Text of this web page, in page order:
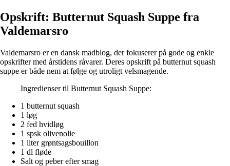
Opskrift: Butternut Squash Suppe fra
Valdemarsro
Valdemarsro er en dansk madblog, der fokuserer på gode og enkle
opskrifter med årstidens råvarer. Deres opskrift på butternut squash
suppe er både nem at følge og utroligt velsmagende.
Ingredienser til Butternut Squash Suppe:
1 butternut squash
1 løg
2 fed hvidløg
1 spsk olivenolie
1 liter grøntsagsbouillon
1 dl fløde
Salt og peber efter smag